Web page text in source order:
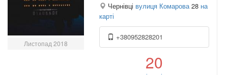
Листопад 2018
Чернівці вулиця Комарова 28 на
карті
+380952828201
20